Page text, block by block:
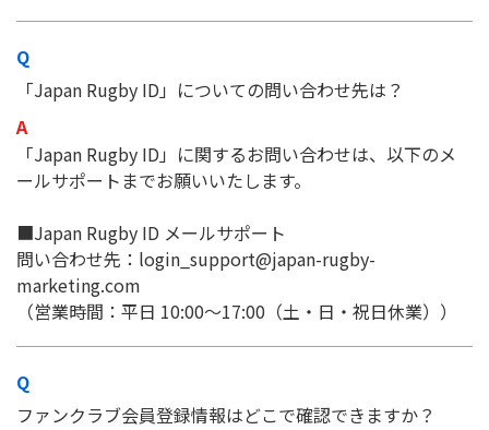
「Japan Rugby ID」についての問い合わせ先は？
「Japan Rugby ID」に関するお問い合わせは、以下のメ
ールサポートまでお願いいたします。
■Japan Rugby ID メールサポート
問い合わせ先：login_support@japan-rugby-
marketing.com
（営業時間：平日 10:00〜17:00（土・日・祝日休業））
ファンクラブ会員登録情報はどこで確認できますか？